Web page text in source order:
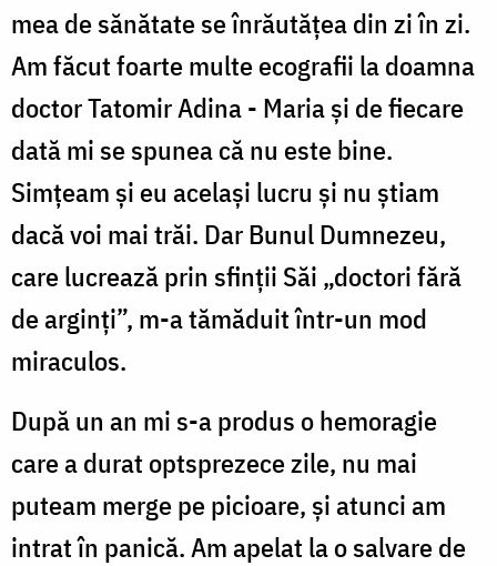
mea de sănătate se înrăutăţea din zi în zi.
Am făcut foarte multe ecografii la doamna
doctor Tatomir Adina - Maria şi de fiecare
dată mi se spunea că nu este bine.
Simţeam şi eu acelaşi lucru şi nu ştiam
dacă voi mai trăi. Dar Bunul Dumnezeu,
care lucrează prin sfinţii Săi „doctori fără
de arginţi”, m-a tămăduit într-un mod
miraculos.
După un an mi s-a produs o hemoragie
care a durat optsprezece zile, nu mai
puteam merge pe picioare, şi atunci am
intrat în panică. Am apelat la o salvare de